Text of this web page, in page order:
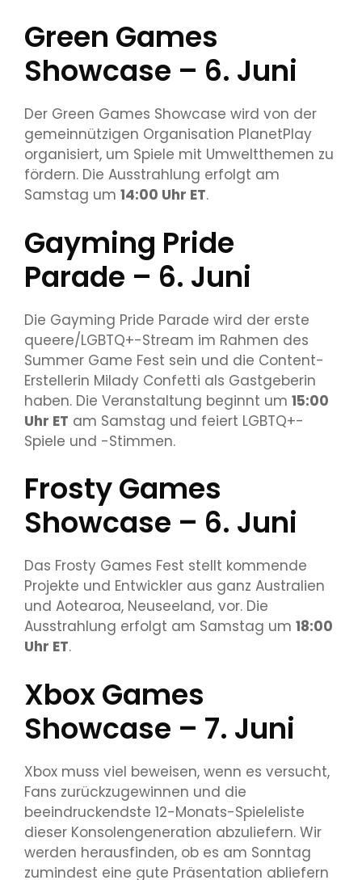
Green Games
Showcase – 6. Juni
Der Green Games Showcase wird von der
gemeinnützigen Organisation PlanetPlay
organisiert, um Spiele mit Umweltthemen zu
fördern. Die Ausstrahlung erfolgt am
Samstag um 14:00 Uhr ET.
Gayming Pride
Parade – 6. Juni
Die Gayming Pride Parade wird der erste
queere/LGBTQ+-Stream im Rahmen des
Summer Game Fest sein und die Content-
Erstellerin Milady Confetti als Gastgeberin
haben. Die Veranstaltung beginnt um 15:00
Uhr ET am Samstag und feiert LGBTQ+-
Spiele und -Stimmen.
Frosty Games
Showcase – 6. Juni
Das Frosty Games Fest stellt kommende
Projekte und Entwickler aus ganz Australien
und Aotearoa, Neuseeland, vor. Die
Ausstrahlung erfolgt am Samstag um 18:00
Uhr ET.
Xbox Games
Showcase – 7. Juni
Xbox muss viel beweisen, wenn es versucht,
Fans zurückzugewinnen und die
beeindruckendste 12-Monats-Spieleliste
dieser Konsolengeneration abzuliefern. Wir
werden herausfinden, ob es am Sonntag
zumindest eine gute Präsentation abliefern